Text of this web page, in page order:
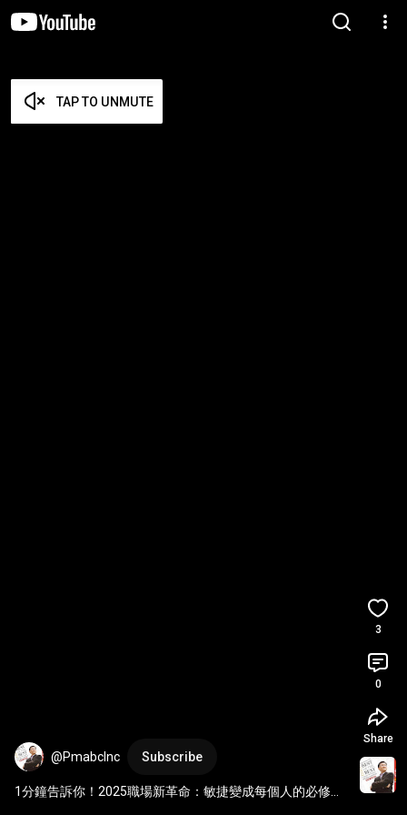
TAP TO UNMUTE
@PmabcInc Subscribe
1分鐘告訴你！2025職場新革命：敏捷變成每個人的必修
3
0
Share